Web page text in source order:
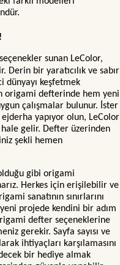
sunan LeColor,
Derin bir yaratıcılık ve sabır
dünyayı keşfetmek
origami defterinde hem yeni
çalışmalar bulunur. İster
yapıyor olun, LeColor
hale gelir. Defter üzerinden
şekli hemen
gibi origami
Herkes için erişilebilir ve
sanatının sınırlarını
projede kendini bir adım
defter seçeneklerine
gerekir. Sayfa sayısı ve
ihtiyaçları karşılamasını
bir hediye almak